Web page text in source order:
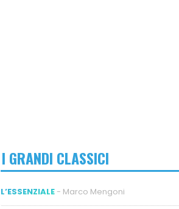
I GRANDI CLASSICI
L’ESSENZIALE - Marco Mengoni